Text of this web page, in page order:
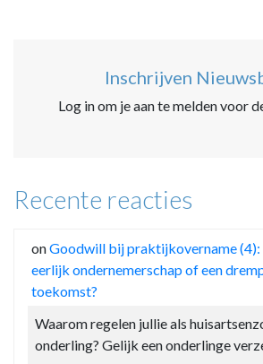
Inschrijven
Log in om je aan te melden voor
Recente reacties
onGoodwill bij praktijkovername
eerlijk ondernemerschap of een
toekomst?
Waarom regelen jullie als
onderling? Gelijk een onderlinge